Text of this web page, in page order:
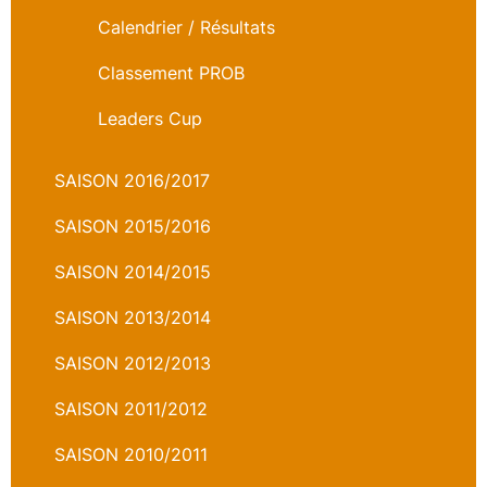
Calendrier / Résultats
Classement PROB
Leaders Cup
SAISON 2016/2017
SAISON 2015/2016
SAISON 2014/2015
SAISON 2013/2014
SAISON 2012/2013
SAISON 2011/2012
SAISON 2010/2011